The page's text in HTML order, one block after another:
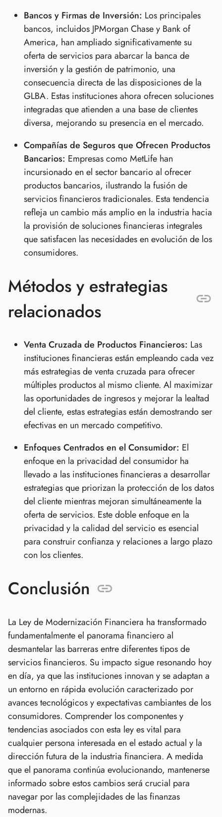
Bancos y Firmas de Inversión: Los principales
bancos, incluidos JPMorgan Chase y Bank of
America, han ampliado significativamente su
oferta de servicios para abarcar la banca de
inversión y la gestión de patrimonio, una
consecuencia directa de las disposiciones de la
GLBA. Estas instituciones ahora ofrecen soluciones
integradas que atienden a una base de clientes
diversa, mejorando su presencia en el mercado.
Compañías de Seguros que Ofrecen Productos
Bancarios: Empresas como MetLife han
incursionado en el sector bancario al ofrecer
productos bancarios, ilustrando la fusión de
servicios financieros tradicionales. Esta tendencia
refleja un cambio más amplio en la industria hacia
la provisión de soluciones financieras integrales
que satisfacen las necesidades en evolución de los
consumidores.
Métodos y estrategias
relacionados
Venta Cruzada de Productos Financieros: Las
instituciones financieras están empleando cada vez
más estrategias de venta cruzada para ofrecer
múltiples productos al mismo cliente. Al maximizar
las oportunidades de ingresos y mejorar la lealtad
del cliente, estas estrategias están demostrando ser
efectivas en un mercado competitivo.
Enfoques Centrados en el Consumidor: El
enfoque en la privacidad del consumidor ha
llevado a las instituciones financieras a desarrollar
estrategias que priorizan la protección de los datos
del cliente mientras mejoran simultáneamente la
oferta de servicios. Este doble enfoque en la
privacidad y la calidad del servicio es esencial
para construir confianza y relaciones a largo plazo
con los clientes.
Conclusión
La Ley de Modernización Financiera ha transformado
fundamentalmente el panorama financiero al
desmantelar las barreras entre diferentes tipos de
servicios financieros. Su impacto sigue resonando hoy
en día, ya que las instituciones innovan y se adaptan a
un entorno en rápida evolución caracterizado por
avances tecnológicos y expectativas cambiantes de los
consumidores. Comprender los componentes y
tendencias asociados con esta ley es vital para
cualquier persona interesada en el estado actual y la
dirección futura de la industria financiera. A medida
que el panorama continúa evolucionando, mantenerse
informado sobre estos cambios será crucial para
navegar por las complejidades de las finanzas
modernas.